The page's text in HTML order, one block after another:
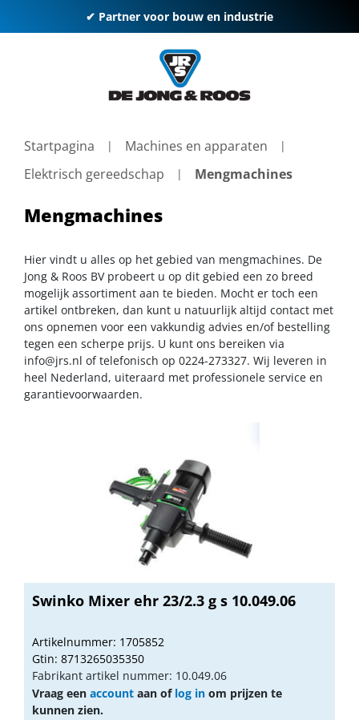
✔ Partner voor bouw en industrie
Startpagina
Machines en apparaten
Elektrisch gereedschap
Mengmachines
Mengmachines
Hier vindt u alles op het gebied van mengmachines. De
Jong & Roos BV probeert u op dit gebied een zo breed
mogelijk assortiment aan te bieden. Mocht er toch een
artikel ontbreken, dan kunt u natuurlijk altijd contact met
ons opnemen voor een vakkundig advies en/of bestelling
tegen een scherpe prijs. U kunt ons bereiken via
info@jrs.nl of telefonisch op 0224-273327. Wij leveren in
heel Nederland, uiteraard met professionele service en
garantievoorwaarden.
Swinko Mixer ehr 23/2.3 g s 10.049.06
Artikelnummer: 1705852
Gtin: 8713265035350
Fabrikant artikel nummer: 10.049.06
Vraag een account aan of log in om prijzen te
kunnen zien.